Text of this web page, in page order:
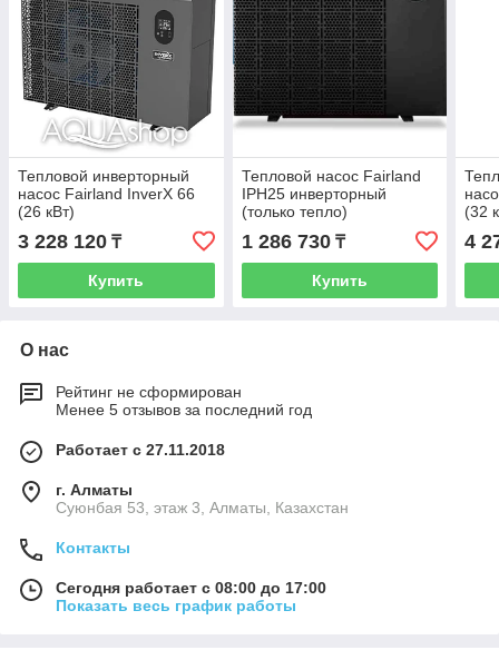
Тепловой инверторный
насос Fairland InverX 66
(26 кВт)
3 228 120 ₸
Купить
Тепловой насос Fairland
IPH25 инверторный
(только тепло)
1 286 730₸
Купить
(32
4
О нас
Рейтинг не сформирован
Менее 5 отзывов за последний год
Работает с 27.11.2018
г. Алматы
Суюнбая 53, этаж 3, Алматы, Казахстан
Контакты
Сегодня работает с 08:00 до 17:00
Показать весь график работы